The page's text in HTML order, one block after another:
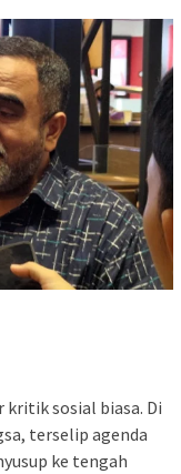
kritik sosial biasa. Di
terselip agenda
ke tengah